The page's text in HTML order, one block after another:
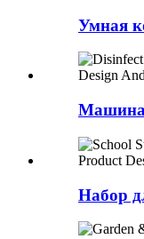
Умная
Машина
Набор